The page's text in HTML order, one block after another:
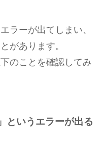
ラーが出てしまい、
があります。
のことを確認してみ
というエラーが出る